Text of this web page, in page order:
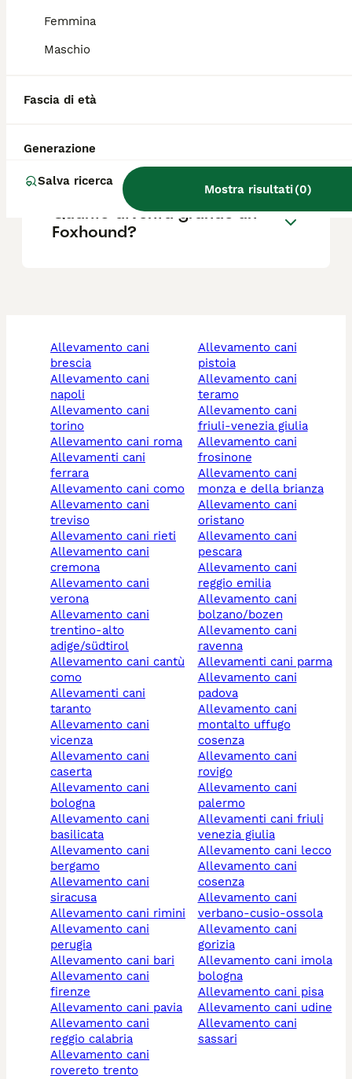
Femmina
Maschio
Fascia di età
Generazione
Salva ricerca
Mostra risultati(0)
altri animali.
Foxhound?
Quanto diventa grande un
Foxhound?
allevamento cani
brescia
allevamento cani
napoli
allevamento cani
torino
allevamento cani roma
allevamenti cani
ferrara
allevamento cani como
allevamento cani
treviso
allevamento cani rieti
allevamento cani
cremona
allevamento cani
verona
allevamento cani
trentino-alto
adige/südtirol
allevamento cani cantù
como
allevamenti cani
taranto
allevamento cani
vicenza
allevamento cani
caserta
allevamento cani
bologna
allevamento cani
basilicata
allevamento cani
bergamo
allevamento cani
siracusa
allevamento cani rimini
allevamento cani
perugia
allevamento cani bari
allevamento cani
firenze
allevamento cani pavia
allevamento cani
reggio calabria
allevamento cani
rovereto trento
allevamento cani
pistoia
allevamento cani
teramo
allevamento cani
friuli-venezia giulia
allevamento cani
frosinone
allevamento cani
monza e della brianza
allevamento cani
oristano
allevamento cani
pescara
allevamento cani
reggio emilia
allevamento cani
bolzano/bozen
allevamento cani
ravenna
allevamenti cani parma
allevamento cani
padova
allevamento cani
montalto uffugo
cosenza
allevamento cani
rovigo
allevamento cani
palermo
allevamenti cani friuli
venezia giulia
allevamento cani lecco
allevamento cani
cosenza
allevamento cani
verbano-cusio-ossola
allevamento cani
gorizia
allevamento cani imola
bologna
allevamento cani pisa
allevamento cani udine
allevamento cani
sassari